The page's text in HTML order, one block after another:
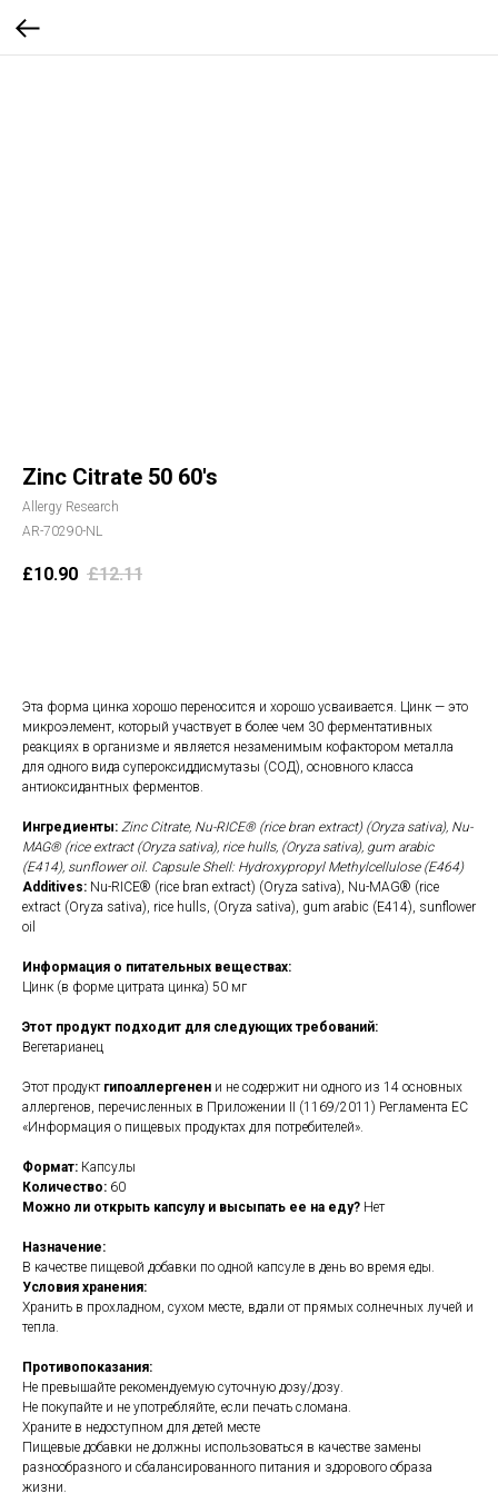
Zinc Citrate 50 60's
Allergy Research
AR-70290-NL
£10.90 £12.11
Эта форма цинка хорошо переносится и хорошо усваивается. Цинк — это
микроэлемент, который участвует в более чем 30 ферментативных
реакциях в организме и является незаменимым кофактором металла
для одного вида супероксиддисмутазы (СОД), основного класса
антиоксидантных ферментов.
Ингредиенты: Zinc Citrate, Nu-RICE® (rice bran extract) (Oryza sativa), Nu-
MAG® (rice extract (Oryza sativa), rice hulls, (Oryza sativa), gum arabic
(E414), sunflower oil. Capsule Shell: Hydroxypropyl Methylcellulose (E464)
Additives: Nu-RICE® (rice bran extract) (Oryza sativa), Nu-MAG® (rice
extract (Oryza sativa), rice hulls, (Oryza sativa), gum arabic (E414), sunflower
oil
Информация о питательных веществах:
Цинк (в форме цитрата цинка) 50 мг
Этот продукт подходит для следующих требований:
Вегетарианец
Этот продукт гипоаллергенен и не содержит ни одного из 14 основных
аллергенов, перечисленных в Приложении II (1169/2011) Регламента ЕС
«Информация о пищевых продуктах для потребителей».
Формат: Капсулы
Количество: 60
Можно ли открыть капсулу и высыпать ее на еду? Нет
Назначение:
В качестве пищевой добавки по одной капсуле в день во время еды.
Условия хранения:
Хранить в прохладном, сухом месте, вдали от прямых солнечных лучей и
тепла.
Противопоказания:
Не превышайте рекомендуемую суточную дозу/дозу.
Не покупайте и не употребляйте, если печать сломана.
Храните в недоступном для детей месте
Пищевые добавки не должны использоваться в качестве замены
разнообразного и сбалансированного питания и здорового образа
жизни.